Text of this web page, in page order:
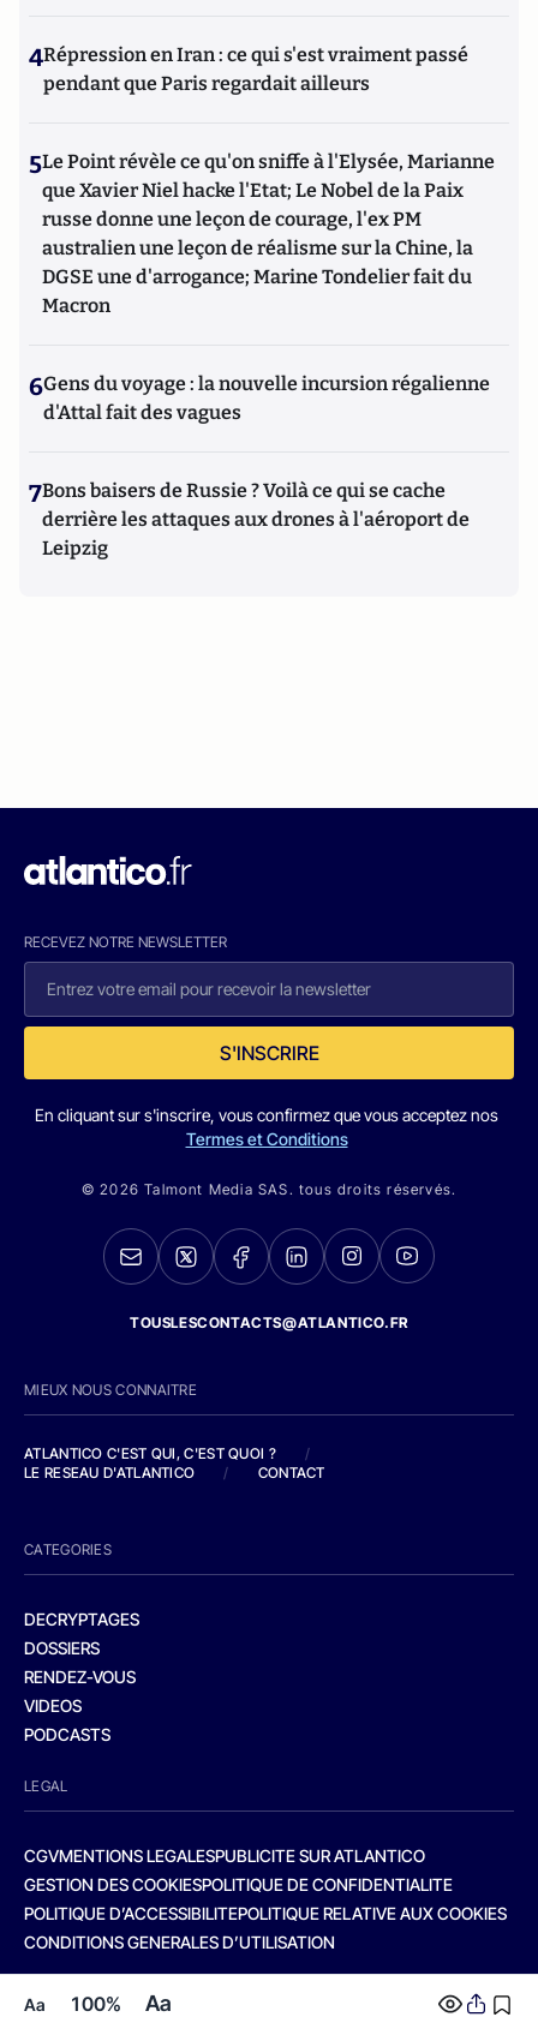
Aa 100% Aa
4Répression en Iran : ce qui s'est vraiment passé
pendant que Paris regardait ailleurs
5Le Point révèle ce qu'on sniffe à l'Elysée, Marianne
que Xavier Niel hacke l'Etat; Le Nobel de la Paix
russe donne une leçon de courage, l'ex PM
australien une leçon de réalisme sur la Chine, la
DGSE une d'arrogance; Marine Tondelier fait du
Macron
6Gens du voyage : la nouvelle incursion régalienne
d'Attal fait des vagues
7Bons baisers de Russie ? Voilà ce qui se cache
derrière les attaques aux drones à l'aéroport de
Leipzig
RECEVEZ NOTRE NEWSLETTER
S'INSCRIRE
En cliquant sur s'inscrire, vous confirmez que vous acceptez nos
Termes et Conditions
© 2026 Talmont Media SAS. tous droits réservés.
TOUSLESCONTACTS@ATLANTICO.FR
MIEUX NOUS CONNAITRE
ATLANTICO C'EST QUI, C'EST QUOI ?
/
LE RESEAU D'ATLANTICO
/ CONTACT
CATEGORIES
DECRYPTAGES
DOSSIERS
RENDEZ-VOUS
VIDEOS
PODCASTS
LEGAL
CGVMENTIONS LEGALESPUBLICITE SUR ATLANTICO
GESTION DES COOKIESPOLITIQUE DE CONFIDENTIALITE
POLITIQUE D’ACCESSIBILITEPOLITIQUE RELATIVE AUX COOKIES
CONDITIONS GENERALES D’UTILISATION